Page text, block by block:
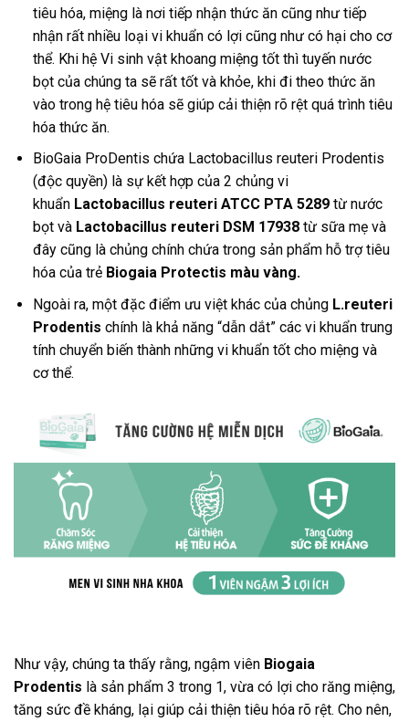
tiêu hóa, miệng là nơi tiếp nhận thức ăn cũng như tiếp
nhận rất nhiều loại vi khuẩn có lợi cũng như có hại cho cơ
thể. Khi hệ Vi sinh vật khoang miệng tốt thì tuyến nước
bọt của chúng ta sẽ rất tốt và khỏe, khi đi theo thức ăn
vào trong hệ tiêu hóa sẽ giúp cải thiện rõ rệt quá trình tiêu
hóa thức ăn.
BioGaia ProDentis chứa Lactobacillus reuteri Prodentis
(độc quyền) là sự kết hợp của 2 chủng vi
khuẩn Lactobacillus reuteri ATCC PTA 5289từ nước
bọt và Lactobacillus reuteri DSM 17938 từ sữa mẹ và
đây cũng là chủng chính chứa trong sản phẩm hỗ trợ tiêu
hóa của trẻ Biogaia Protectis màu vàng.
Ngoài ra, một đặc điểm ưu việt khác của chủng L.reuteri
Prodentis chính là khả năng “dẫn dắt” các vi khuẩn trung
tính chuyển biến thành những vi khuẩn tốt cho miệng và
cơ thể.
Như vậy, chúng ta thấy rằng, ngậm viên Biogaia
Prodentis là sản phẩm 3 trong 1, vừa có lợi cho răng miệng,
tăng sức đề kháng, lại giúp cải thiện tiêu hóa rõ rệt. Cho nên,